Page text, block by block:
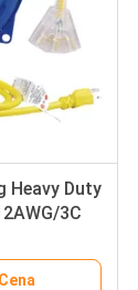
Heavy Duty
3C